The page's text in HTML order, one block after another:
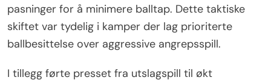
pasninger for å minimere balltap. Dette taktiske
skiftet var tydelig i kamper der lag prioriterte
ballbesittelse over aggressive angrepsspill.
I tillegg førte presset fra utslagspill til økt